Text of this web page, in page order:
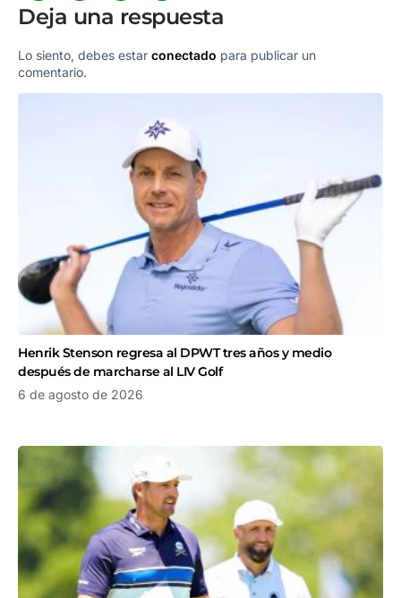
Deja una respuesta
Lo siento, debes estar conectado para publicar un
comentario.
Henrik Stenson regresa al DPWT tres años y medio
después de marcharse al LIV Golf
6 de agosto de 2026